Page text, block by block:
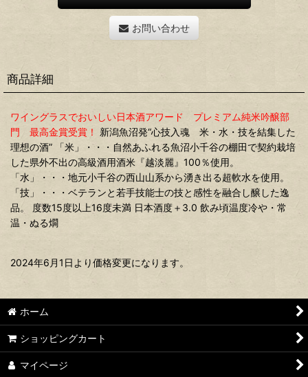
お問い合わせ
商品詳細
ワイングラスでおいしい日本酒アワード プレミアム純米吟醸部
門 最高金賞受賞！
新潟魚沼発“心技入魂 米・水・技を結集した
理想の酒” 「米」・・・自然あふれる魚沼小千谷の棚田で契約栽培
した県外不出の高級酒用酒米『越淡麗』100％使用。
「水」・・・地元小千谷の西山山系から湧き出る超軟水を使用。
「技」・・・ベテランと若手技能士の技と感性を融合し醸した逸
品。 度数15度以上16度未満 日本酒度＋3.0 飲み頃温度冷や・常
温・ぬる燗
2024年6月1日より価格変更になります。
ホーム
ショッピングカート
マイページ